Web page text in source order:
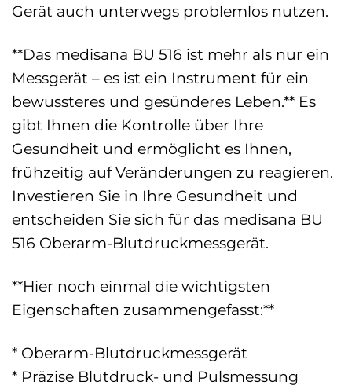
Gerät auch unterwegs problemlos nutzen.
**Das medisana BU 516 ist mehr als nur ein
Messgerät – es ist ein Instrument für ein
bewussteres und gesünderes Leben.** Es
gibt Ihnen die Kontrolle über Ihre
Gesundheit und ermöglicht es Ihnen,
frühzeitig auf Veränderungen zu reagieren.
Investieren Sie in Ihre Gesundheit und
entscheiden Sie sich für das medisana BU
516 Oberarm-Blutdruckmessgerät.
**Hier noch einmal die wichtigsten
Eigenschaften zusammengefasst:**
* Oberarm-Blutdruckmessgerät
* Präzise Blutdruck- und Pulsmessung